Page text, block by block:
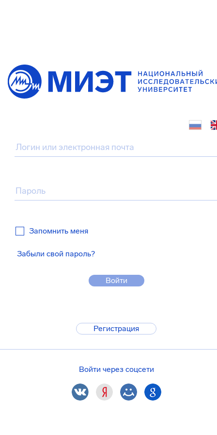
Запомнить меня
Забыли свой пароль?
Войти
Регистрация
Войти через соцсети